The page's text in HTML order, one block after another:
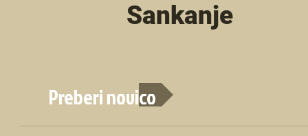
Sankanje
Preberi novico